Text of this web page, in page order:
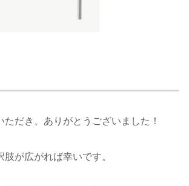
ただき、ありがとうございました！
が広がれば幸いです。